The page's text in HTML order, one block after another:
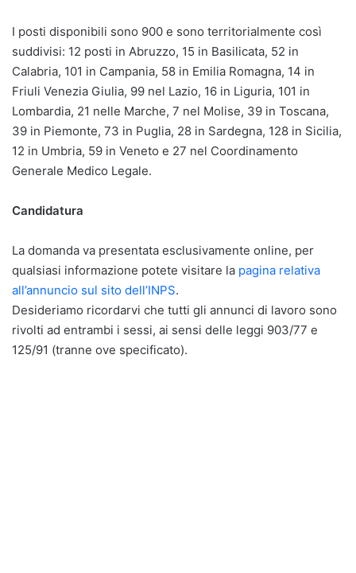
I posti disponibili sono 900 e sono territorialmente così
suddivisi: 12 posti in Abruzzo, 15 in Basilicata, 52 in
Calabria, 101 in Campania, 58 in Emilia Romagna, 14 in
Friuli Venezia Giulia, 99 nel Lazio, 16 in Liguria, 101 in
Lombardia, 21 nelle Marche, 7 nel Molise, 39 in Toscana,
39 in Piemonte, 73 in Puglia, 28 in Sardegna, 128 in Sicilia,
12 in Umbria, 59 in Veneto e 27 nel Coordinamento
Generale Medico Legale.
Candidatura
La domanda va presentata esclusivamente online, per
qualsiasi informazione potete visitare la pagina relativa
all’annuncio sul sito dell’INPS.
Desideriamo ricordarvi che tutti gli annunci di lavoro sono
rivolti ad entrambi i sessi, ai sensi delle leggi 903/77 e
125/91 (tranne ove specificato).